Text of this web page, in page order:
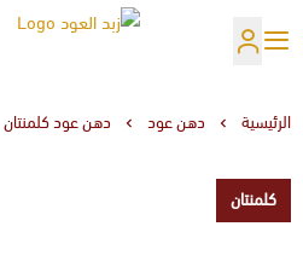
الرئيسية دهن عود دهن عود كلمنتان
كلمنتان